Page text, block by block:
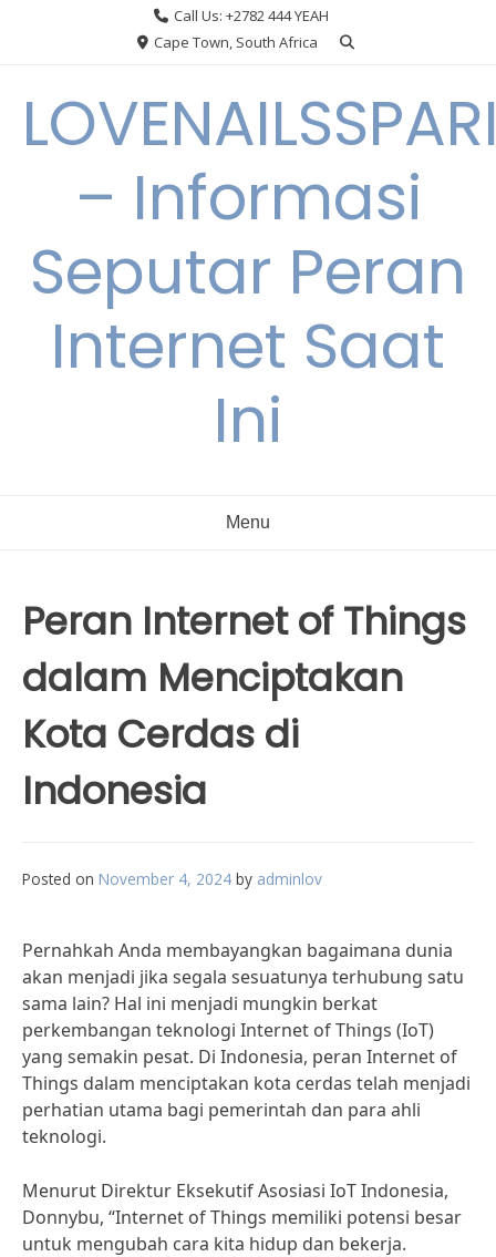
Call Us: +2782 444 YEAH
Cape Town, South Africa
– Informasi
Seputar Peran
Internet Saat
Ini
Menu
Peran Internet of Things
dalam Menciptakan
Kota Cerdas di
Indonesia
Posted on November 4, 2024 by adminlov
Pernahkah Anda membayangkan bagaimana dunia
akan menjadi jika segala sesuatunya terhubung satu
sama lain? Hal ini menjadi mungkin berkat
perkembangan teknologi Internet of Things (IoT)
yang semakin pesat. Di Indonesia, peran Internet of
Things dalam menciptakan kota cerdas telah menjadi
perhatian utama bagi pemerintah dan para ahli
teknologi.
Menurut Direktur Eksekutif Asosiasi IoT Indonesia,
Donnybu, “Internet of Things memiliki potensi besar
untuk mengubah cara kita hidup dan bekerja.